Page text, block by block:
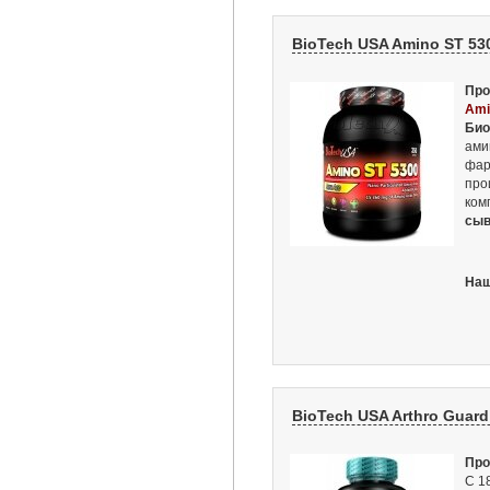
BioTech USA Amino ST
BioTech USA Arthro
С